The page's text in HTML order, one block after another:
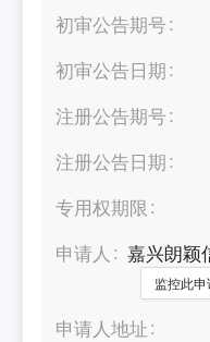
初审公告期号
初审公告日期
注册公告期号
注册公告日期
专用权期限
申请人
嘉兴朗颖
监控此申
申请人地址